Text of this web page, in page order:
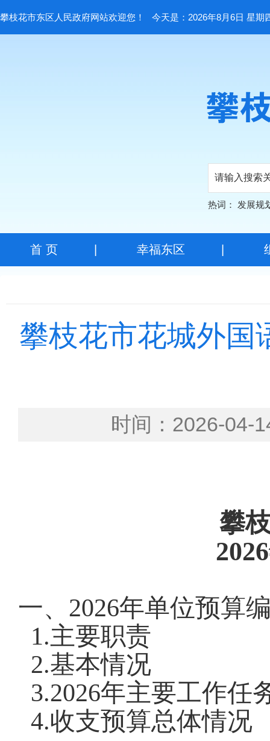
攀枝花市东区人民政府网站欢迎您！ 今天是：2026年8月6日 星期
热词： 发展规
首 页| 幸福东区
攀枝花市花城外国
时间：2026-
攀
2026
一、 2026年单位预算
1.主要职责
2.基本情况
3.2026年主要工作任
4.收支预算总体情况